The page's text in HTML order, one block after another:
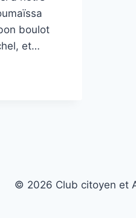
boulot
et…
© 2026 Club citoyen et